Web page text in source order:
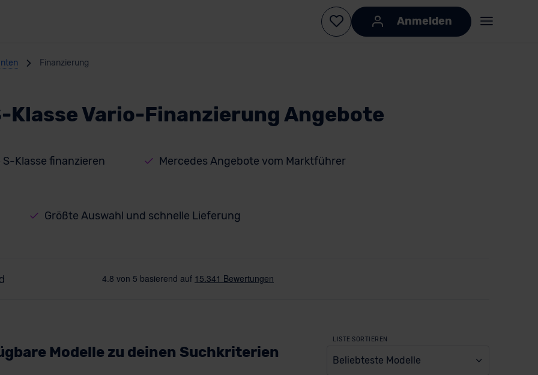
Anmelden
Finanzierung
Klasse Vario-Finanzierung Angebote
S-Klasse finanzieren Mercedes Angebote vom Marktführer
Größte Auswahl und schnelle Lieferung
Modelle zu deinen Suchkriterien
LISTE SORTIEREN
Beliebteste Modelle